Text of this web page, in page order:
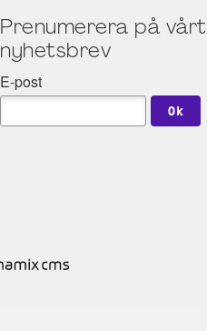
Prenumerera på vårt
nyhetsbrev
E-post